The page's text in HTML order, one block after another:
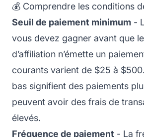
💰 Comprendre les conditions
Seuil de paiement minimum -
vous devez gagner avant que
d’affiliation n’émette un
courants varient de $25 à
bas signifient des paiements
peuvent avoir des frais de
élevés.
Fréquence de paiement - La